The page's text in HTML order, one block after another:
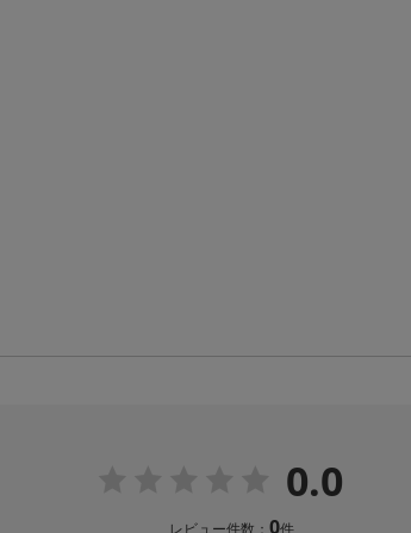
0.0
レビュー件数： 0件